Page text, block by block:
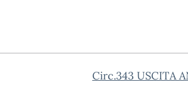
Circ.343 USCITA